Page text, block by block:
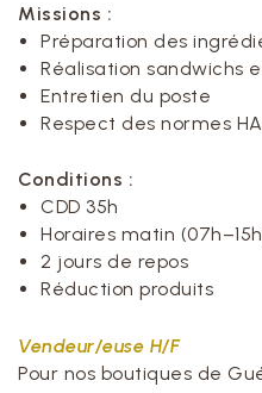
Missions :
Préparation des
Réalisation sandwichs
Entretien du poste
Respect des normes
Conditions :
CDD 35h
Horaires matin
2 jours de repos
Réduction produits
Vendeur/euse H/F
Pour nos boutiques de